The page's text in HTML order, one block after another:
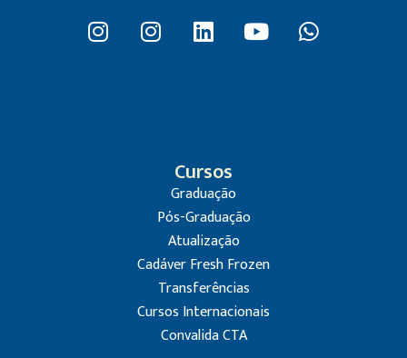
Cursos
Graduação
Pós-Graduação
Atualização
Cadáver Fresh Frozen
Transferências
Cursos Internacionais
Convalida CTA